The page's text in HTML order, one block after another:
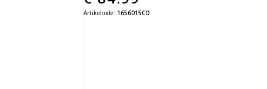
Artikelcode: 1656015CO